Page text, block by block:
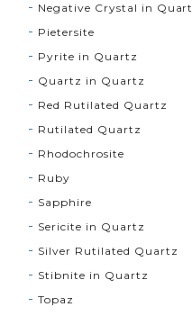
Negative Crystal in
Pietersite
Pyrite in Quartz
Quartz in Quartz
Red Rutilated Quartz
Rutilated Quartz
Rhodochrosite
Ruby
Sapphire
Sericite in Quartz
Silver Rutilated Quartz
Stibnite in Quartz
Topaz